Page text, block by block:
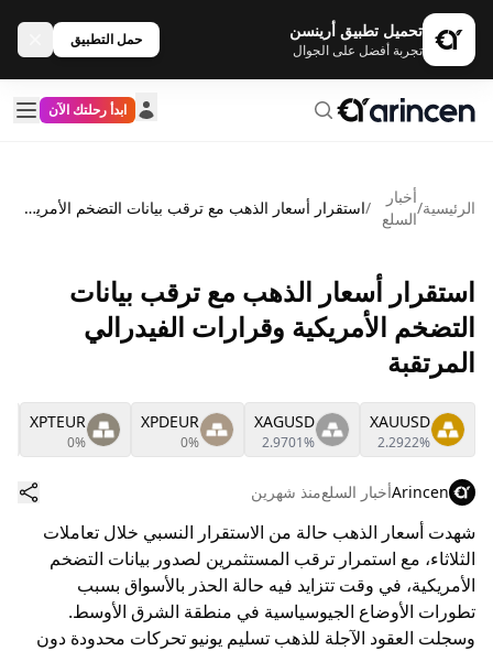
تحميل تطبيق أرينسن
تجربة أفضل على الجوال
حمل التطبيق
ابدأ رحلتك الآن
الرئيسية/
أخبار
السلع
/ استقرار أسعار الذهب مع ترقب بيانات التضخم الأمريكية وقرارات الفيدرالي المرتقبة
استقرار أسعار الذهب مع ترقب بيانات
التضخم الأمريكية وقرارات الفيدرالي
المرتقبة
XAUUSD
2.2922%
XAGUSD
2.9701%
XPDEUR
0%
XPTEUR
0%
Arincenأخبار السلعمنذ شهرين
شهدت أسعار الذهب حالة من الاستقرار النسبي خلال تعاملات
الثلاثاء، مع استمرار ترقب المستثمرين لصدور بيانات التضخم
الأمريكية، في وقت تتزايد فيه حالة الحذر بالأسواق بسبب
تطورات الأوضاع الجيوسياسية في منطقة الشرق الأوسط.
وسجلت العقود الآجلة للذهب تسليم يونيو تحركات محدودة دون